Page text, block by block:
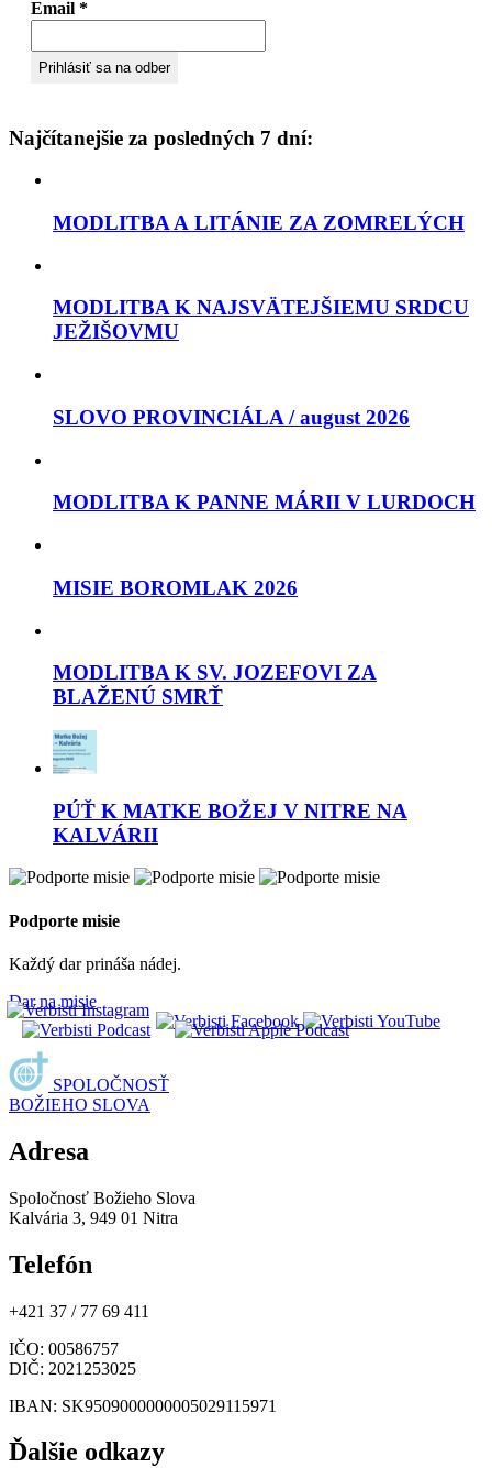
Email *
Najčítanejšie za posledných 7 dní:
MODLITBA A LITÁNIE ZA ZOMRELÝCH
MODLITBA K NAJSVÄTEJŠIEMU SRDCU
JEŽIŠOVMU
SLOVO PROVINCIÁLA / august 2026
MODLITBA K PANNE MÁRII V LURDOCH
MISIE BOROMLAK 2026
MODLITBA K SV. JOZEFOVI ZA
BLAŽENÚ SMRŤ
PÚŤ K MATKE BOŽEJ V NITRE NA
KALVÁRII
Podporte misie
Každý dar prináša nádej.
Dar na misie
SPOLOČNOSŤ
BOŽIEHO SLOVA
Adresa
Spoločnosť Božieho Slova
Kalvária 3, 949 01 Nitra
Telefón
+421 37 / 77 69 411
IČO: 00586757
DIČ: 2021253025
IBAN: SK9509000000005029115971
Ďalšie odkazy